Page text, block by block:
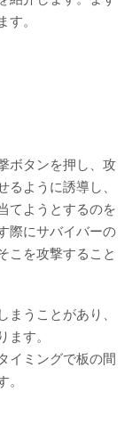
す。
ボタンを押し、攻
ように誘導し、
てようとするのを
際にサバイバーの
こを攻撃すること
うことがあり、
ます。
イミングで板の間
。